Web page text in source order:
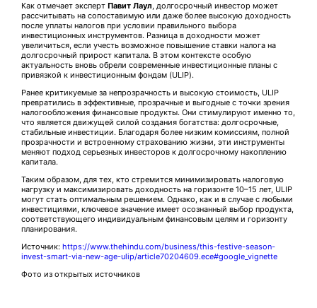
Как отмечает эксперт Павит Лаул, долгосрочный инвестор может
рассчитывать на сопоставимую или даже более высокую доходность
после уплаты налогов при условии правильного выбора
инвестиционных инструментов. Разница в доходности может
увеличиться, если учесть возможное повышение ставки налога на
долгосрочный прирост капитала. В этом контексте особую
актуальность вновь обрели современные инвестиционные планы с
привязкой к инвестиционным фондам (ULIP).
Ранее критикуемые за непрозрачность и высокую стоимость, ULIP
превратились в эффективные, прозрачные и выгодные с точки зрения
налогообложения финансовые продукты. Они стимулируют именно то,
что является движущей силой создания богатства: долгосрочные,
стабильные инвестиции. Благодаря более низким комиссиям, полной
прозрачности и встроенному страхованию жизни, эти инструменты
меняют подход серьезных инвесторов к долгосрочному накоплению
капитала.
Таким образом, для тех, кто стремится минимизировать налоговую
нагрузку и максимизировать доходность на горизонте 10–15 лет, ULIP
могут стать оптимальным решением. Однако, как и в случае с любыми
инвестициями, ключевое значение имеет осознанный выбор продукта,
соответствующего индивидуальным финансовым целям и горизонту
планирования.
Источник: https://www.thehindu.com/business/this-festive-season-
invest-smart-via-new-age-ulip/article70204609.ece#google_vignette
Фото из открытых источников